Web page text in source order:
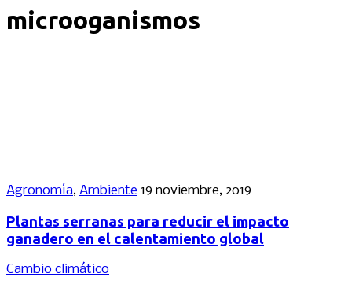
microoganismos
Agronomía, Ambiente 19 noviembre, 2019
Plantas serranas para reducir el impacto
ganadero en el calentamiento global
Cambio climático